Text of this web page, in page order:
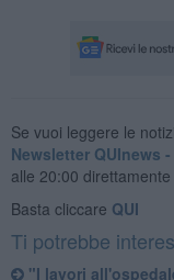
Se vuoi leggere le
Newsletter QUInews
alle 20:00
Basta cliccare QUI
Ti potrebbe
"I lavori